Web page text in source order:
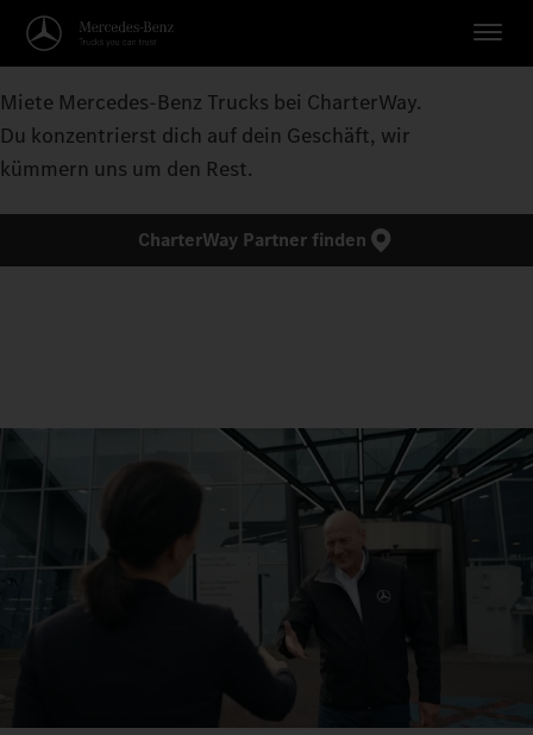
Miete Mercedes-Benz Trucks bei CharterWay.
Du konzentrierst dich auf dein Geschäft, wir
kümmern uns um den Rest.
CharterWay Partner finden